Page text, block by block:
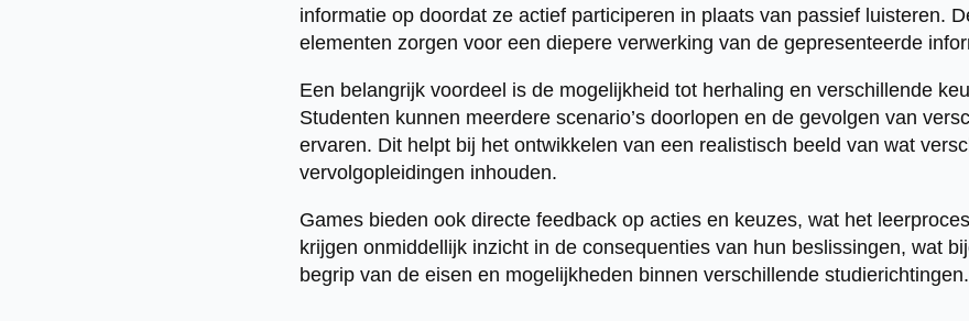
informatie op doordat ze actief participeren in plaats van passief luisteren.
elementen zorgen voor een diepere verwerking van de gepresenteerde
Een belangrijk voordeel is de mogelijkheid tot herhaling en verschillende
Studenten kunnen meerdere scenario’s doorlopen en de gevolgen van
ervaren. Dit helpt bij het ontwikkelen van een realistisch beeld van wat
vervolgopleidingen inhouden.
Games bieden ook directe feedback op acties en keuzes, wat het
krijgen onmiddellijk inzicht in de consequenties van hun beslissingen, wat
begrip van de eisen en mogelijkheden binnen verschillende studierichtingen.